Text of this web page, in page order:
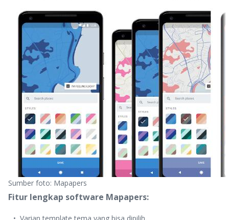
Sumber foto: Mapapers
Fitur lengkap software Mapapers: